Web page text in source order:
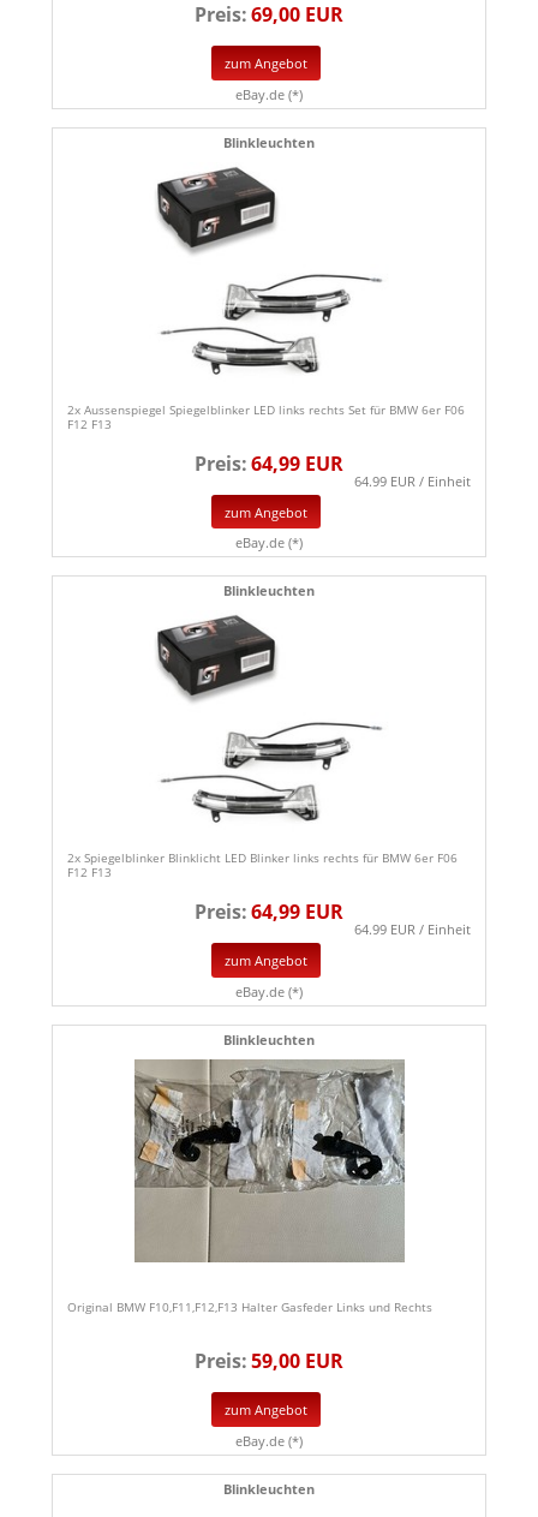
Preis:69,00 EUR
zum Angebot
eBay.de (*)
Blinkleuchten
2x Aussenspiegel Spiegelblinker LED links rechts Set für BMW 6er F06
F12 F13
Preis:64,99 EUR
64.99 EUR / Einheit
zum Angebot
eBay.de (*)
Blinkleuchten
2x Spiegelblinker Blinklicht LED Blinker links rechts für BMW 6er F06
F12 F13
Preis:64,99 EUR
64.99 EUR / Einheit
zum Angebot
eBay.de (*)
Blinkleuchten
Original BMW F10,F11,F12,F13 Halter Gasfeder Links und Rechts
Preis:59,00 EUR
zum Angebot
eBay.de (*)
Blinkleuchten